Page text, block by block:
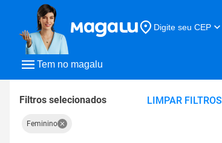
Tem no magalu
Digite seu CEP
Filtros selecionados LIMPAR FILTROS
Feminino